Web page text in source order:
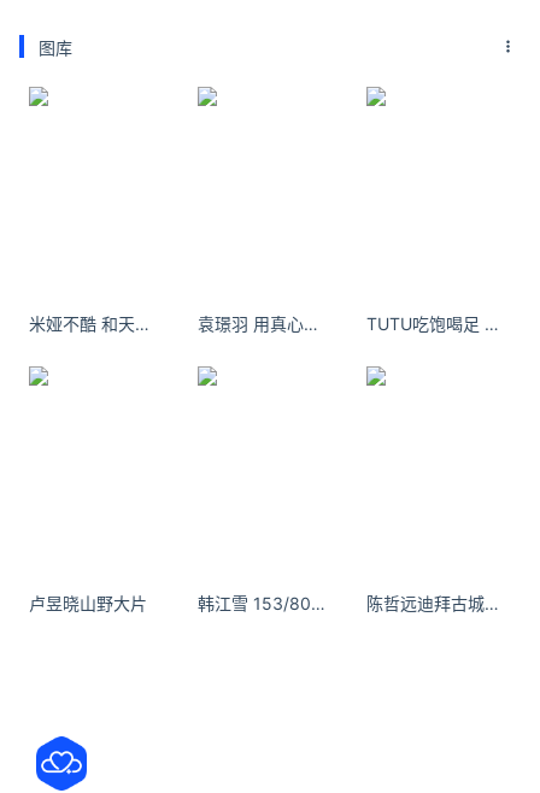
出来。”
不过批评的较为柔和。
图库
米娅不酷 和天空融为一体啦 ​​​​ 袁璟羽 用真心说再见 就真的会再见面 ​​​ TUTU吃饱喝足 我也来费尔蒙下午茶啦
卢昱晓山野大片 韩江雪 153/80｜王者dd #分享穿搭 #今天穿这样 陈哲远迪拜古城沙漠登封写真，率性橙色穿搭，感受神秘古城的惬意氛围